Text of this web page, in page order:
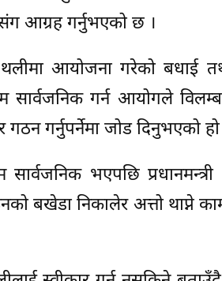
आग्रह गर्नुभएको छ ।
आयोजना गरेको बधाई
सार्वजनिक गर्न आयोगले
गर्नुपर्नेमा जोड दिनुभएको हो
सार्वजनिक भएपछि
बखेडा निकालेर अत्तो थाप्ने